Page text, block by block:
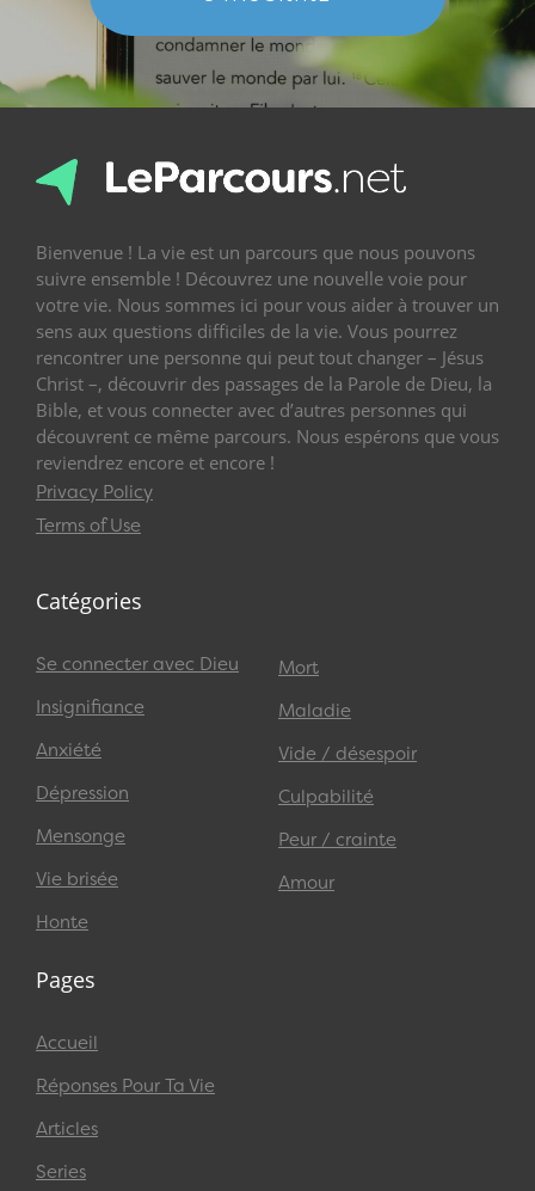
Bienvenue ! La vie est un parcours que nous pouvons
suivre ensemble ! Découvrez une nouvelle voie pour
votre vie. Nous sommes ici pour vous aider à trouver un
sens aux questions difficiles de la vie. Vous pourrez
rencontrer une personne qui peut tout changer – Jésus
Christ –, découvrir des passages de la Parole de Dieu, la
Bible, et vous connecter avec d’autres personnes qui
découvrent ce même parcours. Nous espérons que vous
reviendrez encore et encore !
Privacy Policy
Terms of Use
Catégories
Se connecter avec Dieu
Insignifiance
Anxiété
Dépression
Mensonge
Vie brisée
Honte
Mort
Maladie
Vide / désespoir
Culpabilité
Peur / crainte
Amour
Pages
Accueil
Réponses Pour Ta Vie
Articles
Series